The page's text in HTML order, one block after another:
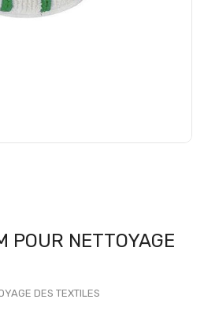
POUR NETTOYAGE
DES TEXTILES